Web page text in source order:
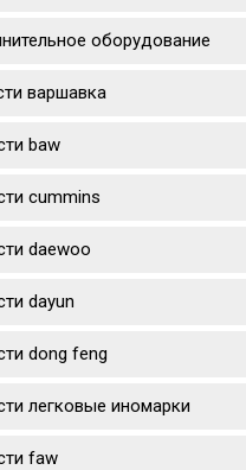
оборудование
варшавка
baw
cummins
daewoo
dayun
dong feng
легковые иномарки
faw